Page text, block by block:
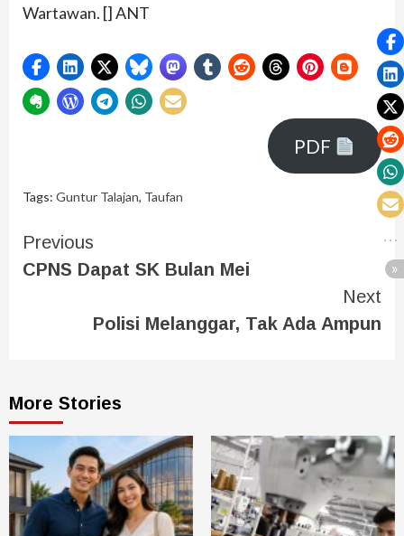
Wartawan. [] ANT
PDF
Tags: Guntur Talajan, Taufan
Previous
CPNS Dapat SK Bulan Mei
Next
Polisi Melanggar, Tak Ada Ampun
More Stories